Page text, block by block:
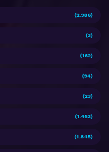
(2.986)
(3)
(162)
(94)
(23)
(1.453)
(1.845)